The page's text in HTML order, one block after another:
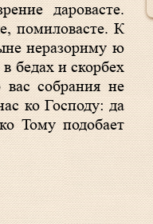
даровасте.
помиловасте. К
неразориму ю
бедах и скорбех
собрания не
ко Господу: да
Тому подобает